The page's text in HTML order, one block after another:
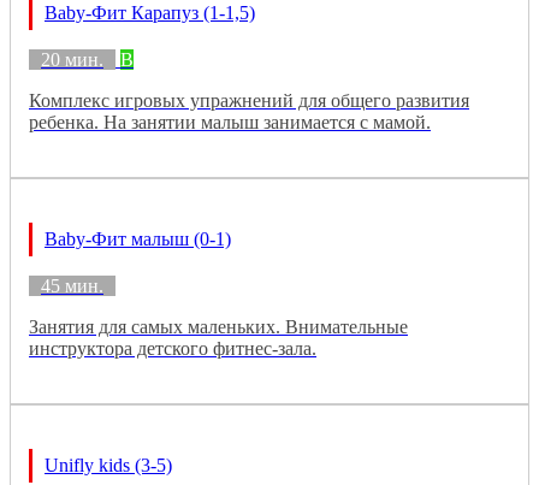
Baby-Фит Карапуз (1-1,5)
20 мин.
B
Комплекс игровых упражнений для общего развития
ребенка. На занятии малыш занимается с мамой.
Baby-Фит малыш (0-1)
45 мин.
Занятия для самых маленьких. Внимательные
инструктора детского фитнес-зала.
Unifly kids (3-5)